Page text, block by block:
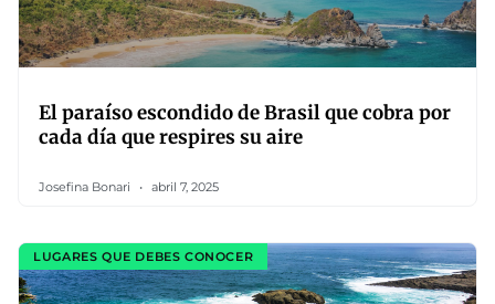
El paraíso escondido de Brasil que cobra por
cada día que respires su aire
Josefina Bonari abril 7, 2025
LUGARES QUE DEBES CONOCER